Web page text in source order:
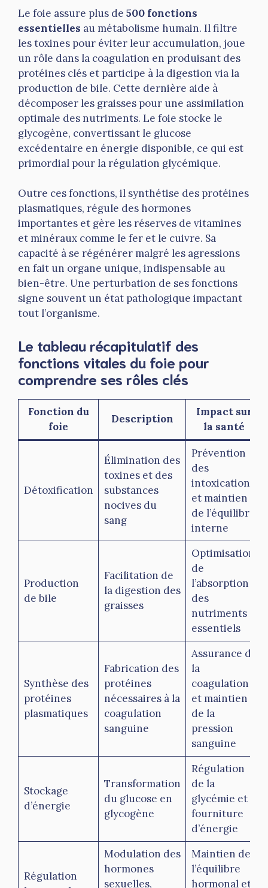
Le foie assure plus de 500 fonctions
essentielles au métabolisme humain. Il filtre
les toxines pour éviter leur accumulation, joue
un rôle dans la coagulation en produisant des
protéines clés et participe à la digestion via la
production de bile. Cette dernière aide à
décomposer les graisses pour une assimilation
optimale des nutriments. Le foie stocke le
glycogène, convertissant le glucose
excédentaire en énergie disponible, ce qui est
primordial pour la régulation glycémique.
Outre ces fonctions, il synthétise des protéines
plasmatiques, régule des hormones
importantes et gère les réserves de vitamines
et minéraux comme le fer et le cuivre. Sa
capacité à se régénérer malgré les agressions
en fait un organe unique, indispensable au
bien-être. Une perturbation de ses fonctions
signe souvent un état pathologique impactant
tout l’organisme.
Le tableau récapitulatif des
fonctions vitales du foie pour
comprendre ses rôles clés
Fonction du
foie
Description
Impact sur
la santé
Détoxification
Élimination des
toxines et des
substances
nocives du
sang
Prévention
des
intoxications
et maintien
de l’équilibre
interne
Production
de bile
Facilitation de
la digestion des
graisses
Optimisation
de
l’absorption
des
nutriments
essentiels
Synthèse des
protéines
plasmatiques
Fabrication des
protéines
nécessaires à la
coagulation
sanguine
Assurance de
la
coagulation
et maintien
de la
pression
sanguine
Stockage
d’énergie
Transformation
du glucose en
glycogène
Régulation
de la
glycémie et
fourniture
d’énergie
Régulation
Modulation des
hormones
sexuelles,
Maintien de
l’équilibre
hormonal et